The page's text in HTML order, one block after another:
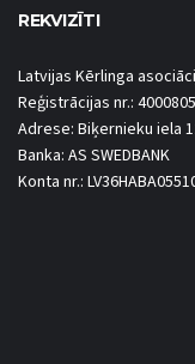
REKVIZĪTI
Latvijas Kērlinga
Reģistrācijas nr.:
Adrese: Biķernieku iela
Banka: AS SWEDBANK
Konta nr.: